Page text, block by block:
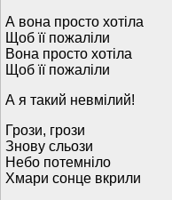
А вона просто хотіла
Щоб її пожаліли
Вона просто хотіла
Щоб її пожаліли
А я такий невмілий!
Грози, грози
Знову сльози
Небо потемніло
Хмари сонце вкрили